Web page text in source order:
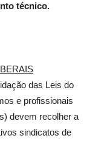
técnico.
das Leis do
e profissionais
devem recolher a
sindicatos de